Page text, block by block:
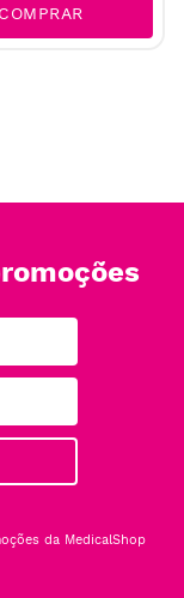
COMPRAR
da MedicalShop